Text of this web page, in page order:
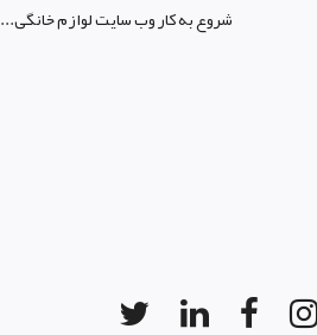
شروع به کار وب سایت لوازم خانگی...